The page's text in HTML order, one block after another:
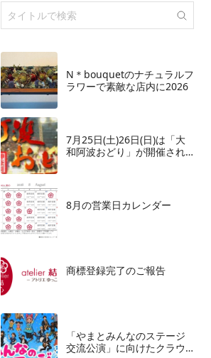
N＊bouquetのナチュラルフ
ラワーで素敵な店内に2026
7月25日(土)26日(日)は「大
和阿波おどり」が開催され
8月の営業日カレンダー
商標登録完了のご報告
「やまとみんなのステージ
交流公演」に向けたクラウ